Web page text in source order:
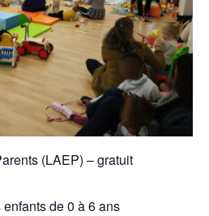
(LAEP) – gratuit
de 0 à 6 ans